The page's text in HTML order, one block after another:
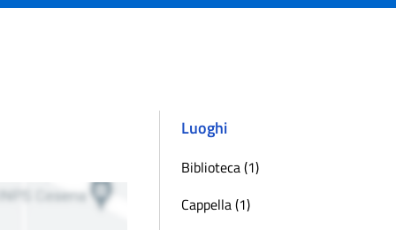
Luoghi
Biblioteca (1)
Cappella (1)